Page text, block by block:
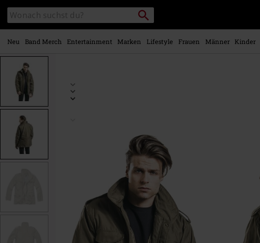
Hauptinhalt
springen
Katalog
durchsuchen
Packstation
suchen
Neu Band Merch Entertainment Marken Lifestyle Frauen Männer Kinder
www.emp.at/p/m65/352128.html